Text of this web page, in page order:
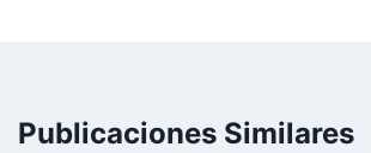
Publicaciones Similares